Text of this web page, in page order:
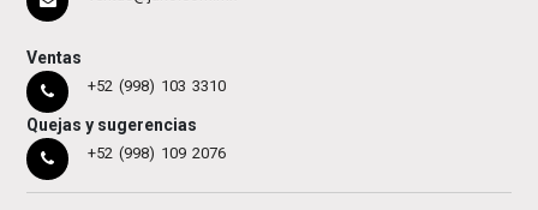
Ventas
+52 (998) 103 3310
Quejas y sugerencias
+52 (998) 109 2076